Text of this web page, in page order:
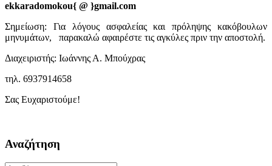
ekkaradomokou{ @ }gmail.com
Σημείωση: Για λόγους ασφαλείας και πρόληψης κακόβουλων
μηνυμάτων, παρακαλώ αφαιρέστε τις αγκύλες πριν την αποστολή.
Διαχειριστής: Ιωάννης Α. Μπούχρας
τηλ. 6937914658
Σας Ευχαριστούμε!
Αναζήτηση